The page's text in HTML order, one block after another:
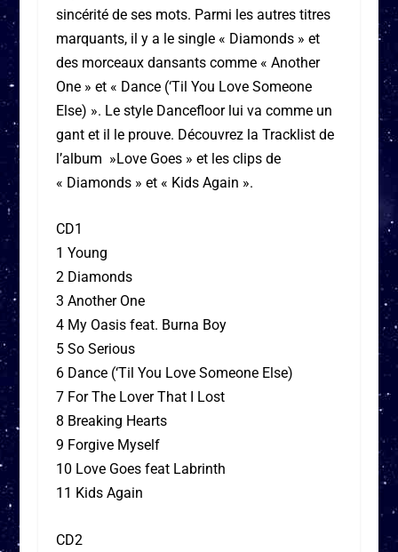
sincérité de ses mots. Parmi les autres titres
marquants, il y a le single « Diamonds » et
des morceaux dansants comme « Another
One » et « Dance (‘Til You Love Someone
Else) ». Le style Dancefloor lui va comme un
gant et il le prouve. Découvrez la Tracklist de
l’album »Love Goes » et les clips de
« Diamonds » et « Kids Again ».
CD1
1 Young
2 Diamonds
3 Another One
4 My Oasis feat. Burna Boy
5 So Serious
6 Dance (‘Til You Love Someone Else)
7 For The Lover That I Lost
8 Breaking Hearts
9 Forgive Myself
10 Love Goes feat Labrinth
11 Kids Again
CD2